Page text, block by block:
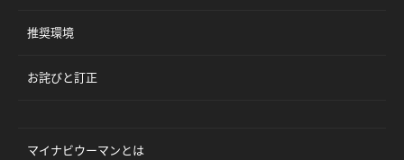
推奨環境
お詫びと訂正
マイナビウーマンとは